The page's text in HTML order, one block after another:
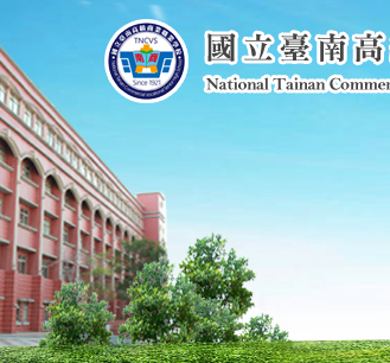
主
要
內
容
區
塊